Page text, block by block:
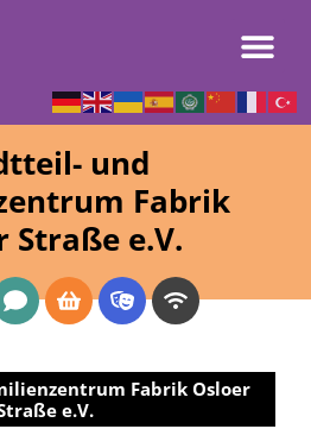
und
Fabrik
Straße e.V.
Fabrik Osloer
e.V.